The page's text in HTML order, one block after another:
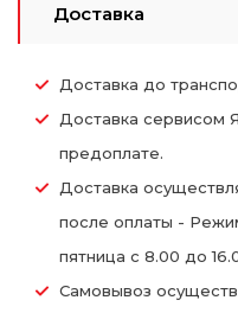
Доставка
Доставка до
Доставка сервисом
предоплате.
Доставка
после оплаты -
пятница с 8.00 до
Самовывоз